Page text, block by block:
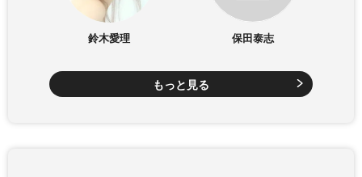
鈴木愛理 保田泰志
もっと見る